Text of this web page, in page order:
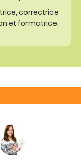
correctrice
et formatrice.